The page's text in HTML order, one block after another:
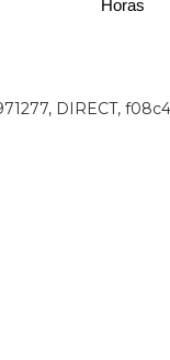
DIRECT,